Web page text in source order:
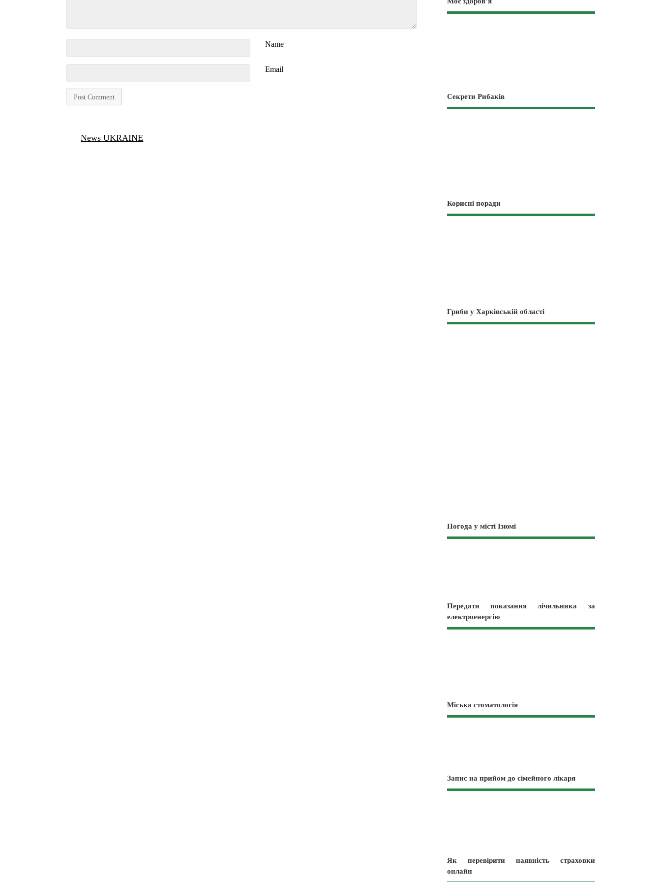
Name
Email
News UKRAINE
Секрети Рибаків
Корисні поради
Гриби у Харківській області
Погода у місті Ізюмі
Передати показання лічильника за
електроенергію
Міська стоматологія
Запис на прийом до сімейного лікаря
Як перевірити наявність страховки
онлайн